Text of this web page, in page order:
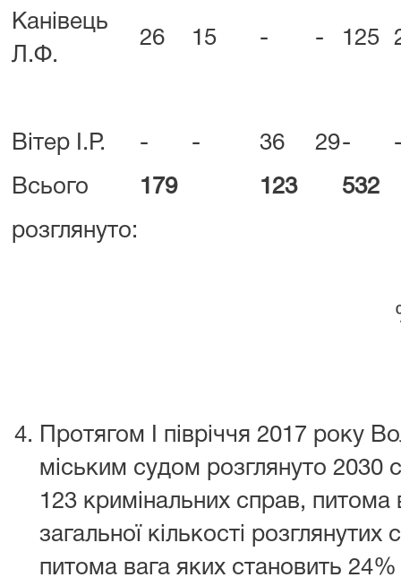
Канівець
Л.Ф.
26 15 - - 125
Вітер І.Р. - - 36 29-
Всього 179 123 532
розглянуто:
Протягом І півріччя 2017 року
міським судом розглянуто 2030
123 кримінальних справ, питома
загальної кількості
питома вага яких становить 24%